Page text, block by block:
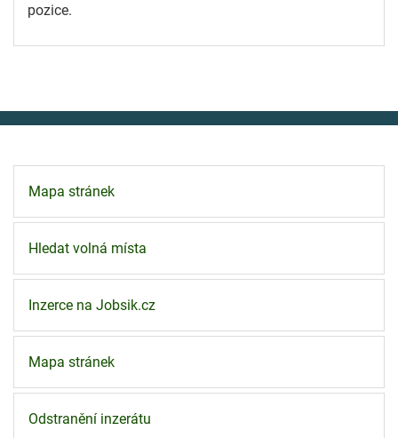
pozice.
Mapa stránek
Hledat volná místa
Inzerce na Jobsik.cz
Mapa stránek
Odstranění inzerátu